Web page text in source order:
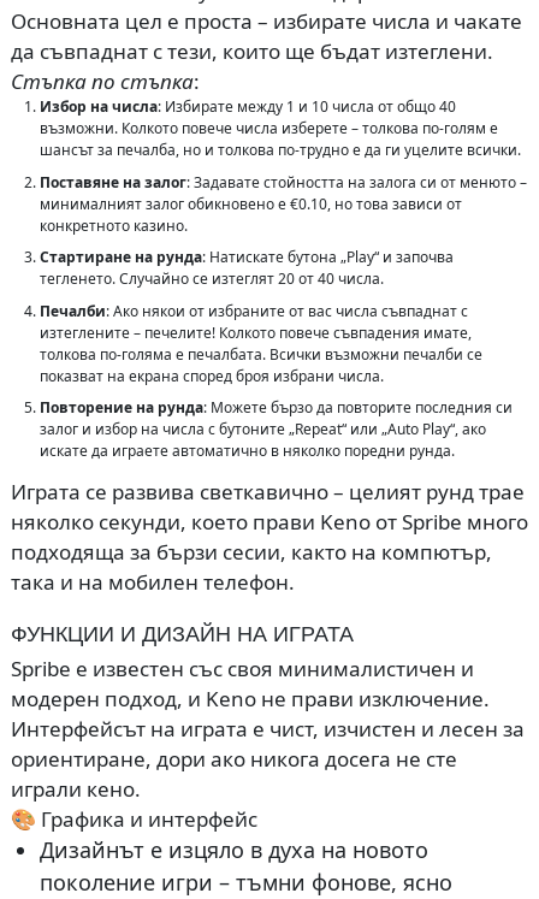
Основната цел е проста – избирате числа и чакате
да съвпаднат с тези, които ще бъдат изтеглени.
Стъпка по стъпка:
Избор на числа: Избирате между 1 и 10 числа от общо 40
възможни. Колкото повече числа изберете – толкова по-голям е
шансът за печалба, но и толкова по-трудно е да ги уцелите всички.
Поставяне на залог: Задавате стойността на залога си от менюто –
минималният залог обикновено е €0.10, но това зависи от
конкретното казино.
Стартиране на рунда: Натискате бутона „Play“ и започва
тегленето. Случайно се изтеглят 20 от 40 числа.
Печалби: Ако някои от избраните от вас числа съвпаднат с
изтеглените – печелите! Колкото повече съвпадения имате,
толкова по-голяма е печалбата. Всички възможни печалби се
показват на екрана според броя избрани числа.
Повторение на рунда: Можете бързо да повторите последния си
залог и избор на числа с бутоните „Repeat“ или „Auto Play“, ако
искате да играете автоматично в няколко поредни рунда.
Играта се развива светкавично – целият рунд трае
няколко секунди, което прави Keno от Spribe много
подходяща за бързи сесии, както на компютър,
така и на мобилен телефон.
ФУНКЦИИ И ДИЗАЙН НА ИГРАТА
Spribe е известен със своя минималистичен и
модерен подход, и Keno не прави изключение.
Интерфейсът на играта е чист, изчистен и лесен за
ориентиране, дори ако никога досега не сте
играли кено.
🎨 Графика и интерфейс
Дизайнът е изцяло в духа на новото
поколение игри – тъмни фонове, ясно